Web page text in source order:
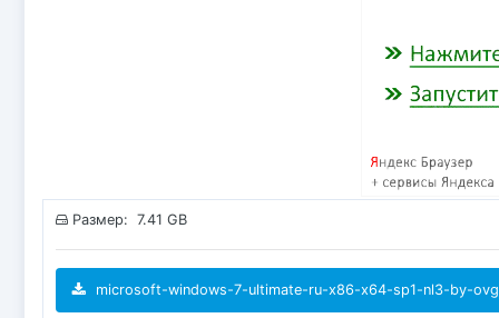
Размер: 7.41 GB
microsoft-windows-7-ultimate-ru-x86-x64-sp1-nl3-by-